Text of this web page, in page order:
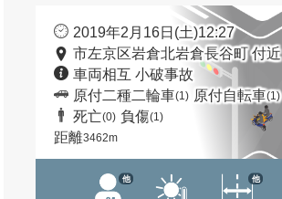
2019年2月16日(土)12:27
市左京区岩倉北岩倉長谷町 付近
車両相互 小破事故
原付二種二輪車(1) 原付自転車(1)
死亡(0) 負傷(1)
距離3462m
他 他